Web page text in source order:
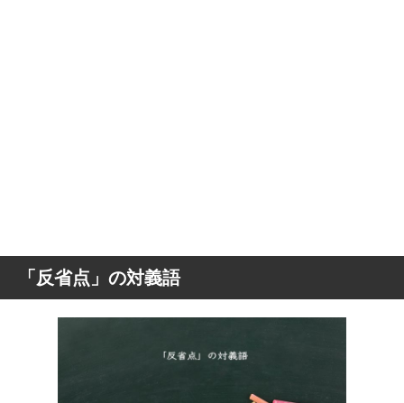
「反省点」の対義語